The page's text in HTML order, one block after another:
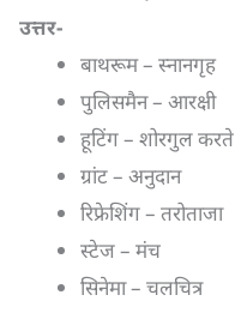
उत्तर-
बाथरूम – स्नानगृह
पुलिसमैन – आरक्षी
हूटिंग – शोरगुल करते
ग्रांट – अनुदान
रिफ्रेशिंग – तरोताजा
स्टेज – मंच
सिनेमा – चलचित्र